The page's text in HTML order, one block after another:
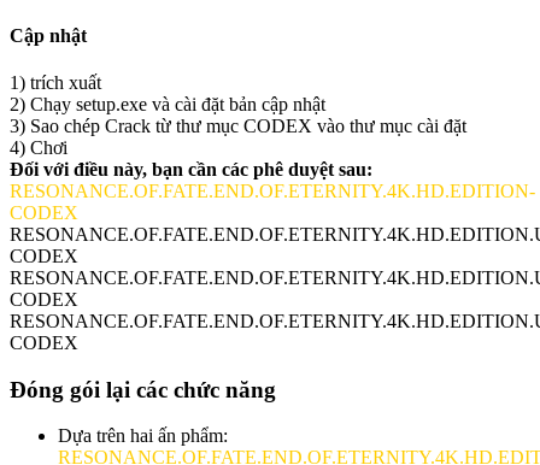
Cập nhật
1) trích xuất
2) Chạy setup.exe và cài đặt bản cập nhật
3) Sao chép Crack từ thư mục CODEX vào thư mục cài đặt
4) Chơi
Đối với điều này, bạn cần các phê duyệt sau:
RESONANCE.OF.FATE.END.OF.ETERNITY.4K.HD.EDITION-
CODEX
CODEX
CODEX
CODEX
Đóng gói lại các chức năng
Dựa trên hai ấn phẩm: